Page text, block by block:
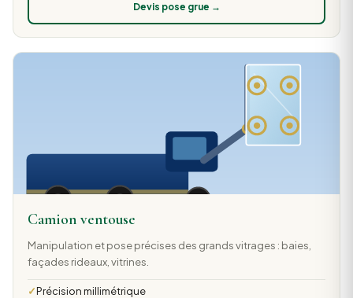
Devis pose grue →
Camion ventouse
Manipulation et pose précises des grands vitrages : baies,
façades rideaux, vitrines.
Précision millimétrique